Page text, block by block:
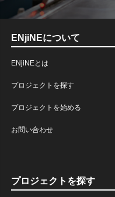
ENjiNEについて
ENjiNEとは
プロジェクトを探す
プロジェクトを始める
お問い合わせ
プロジェクトを探す